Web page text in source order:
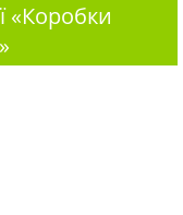
«Коробки